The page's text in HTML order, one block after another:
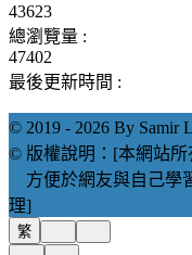
43623
總瀏覽量 :
47402
最後更新時間 :
© 2019 - 2026 By Samir
© 版權說明：[本網站所
方便於網友與自己學
理]
繁